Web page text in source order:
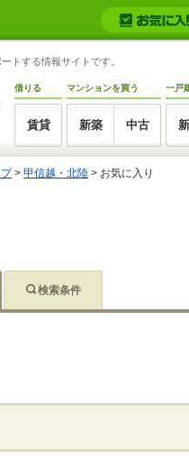
トする情報サイトです。
借りる
賃貸
マンションを買う
新築 中古
一戸
> 甲信越・北陸 > お気に入り
検索条件